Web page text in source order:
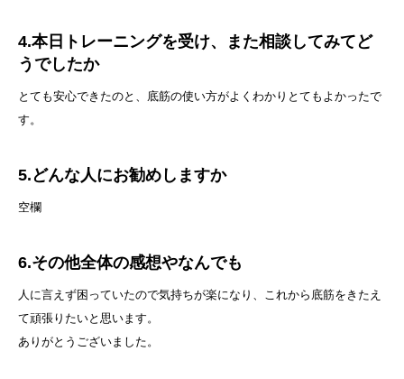
4.本日トレーニングを受け、また相談してみてど
うでしたか
とても安心できたのと、底筋の使い方がよくわかりとてもよかったで
す。
5.どんな人にお勧めしますか
空欄
6.その他全体の感想やなんでも
人に言えず困っていたので気持ちが楽になり、これから底筋をきたえ
て頑張りたいと思います。
ありがとうございました。